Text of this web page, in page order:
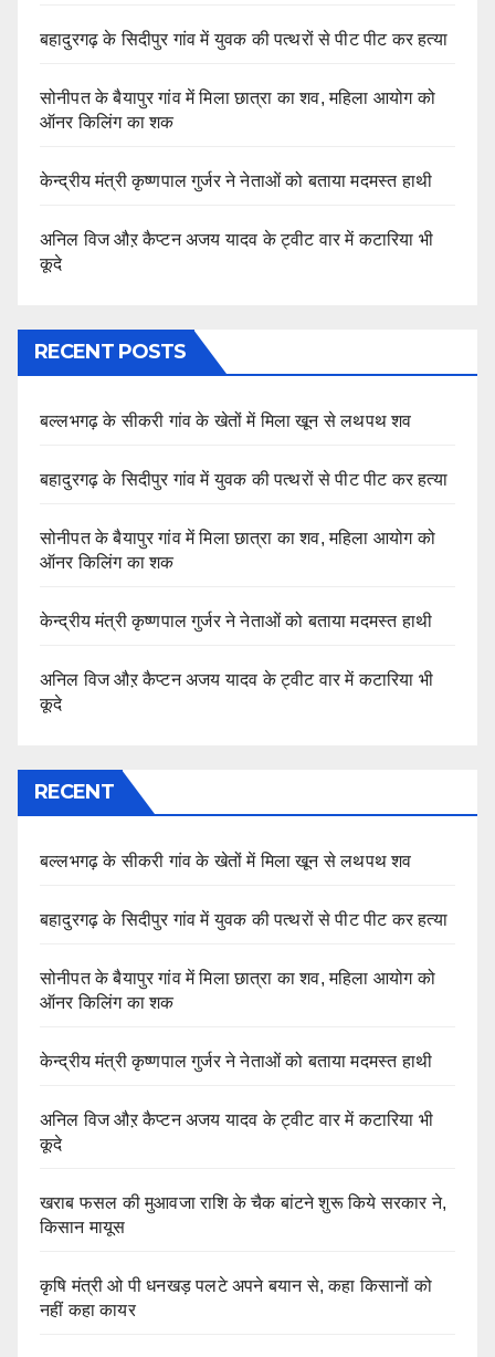
बहादुरगढ़ के सिदीपुर गांव में युवक की पत्थरों से पीट पीट कर हत्या
सोनीपत के बैयापुर गांव में मिला छात्रा का शव, महिला आयोग को
ऑनर किलिंग का शक
केन्द्रीय मंत्री कृष्णपाल गुर्जर ने नेताओं को बताया मदमस्त हाथी
अनिल विज औऱ कैप्टन अजय यादव के ट्वीट वार में कटारिया भी
कूदे
RECENT POSTS
बल्लभगढ़ के सीकरी गांव के खेतों में मिला खून से लथपथ शव
बहादुरगढ़ के सिदीपुर गांव में युवक की पत्थरों से पीट पीट कर हत्या
सोनीपत के बैयापुर गांव में मिला छात्रा का शव, महिला आयोग को
ऑनर किलिंग का शक
केन्द्रीय मंत्री कृष्णपाल गुर्जर ने नेताओं को बताया मदमस्त हाथी
अनिल विज औऱ कैप्टन अजय यादव के ट्वीट वार में कटारिया भी
कूदे
RECENT
बल्लभगढ़ के सीकरी गांव के खेतों में मिला खून से लथपथ शव
बहादुरगढ़ के सिदीपुर गांव में युवक की पत्थरों से पीट पीट कर हत्या
सोनीपत के बैयापुर गांव में मिला छात्रा का शव, महिला आयोग को
ऑनर किलिंग का शक
केन्द्रीय मंत्री कृष्णपाल गुर्जर ने नेताओं को बताया मदमस्त हाथी
अनिल विज औऱ कैप्टन अजय यादव के ट्वीट वार में कटारिया भी
कूदे
खराब फसल की मुआवजा राशि के चैक बांटने शुरू किये सरकार ने,
किसान मायूस
कृषि मंत्री ओ पी धनखड़ पलटे अपने बयान से, कहा किसानों को
नहीं कहा कायर